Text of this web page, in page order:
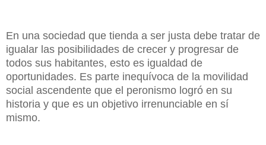
En una sociedad que tienda a ser justa debe tratar de
igualar las posibilidades de crecer y progresar de
todos sus habitantes, esto es igualdad de
oportunidades. Es parte inequívoca de la movilidad
social ascendente que el peronismo logró en su
historia y que es un objetivo irrenunciable en sí
mismo.